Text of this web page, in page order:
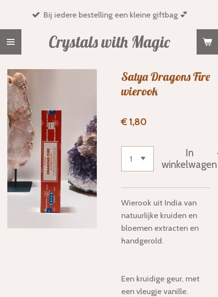
Crystals with Magic
Bij iedere bestelling een kleine giftbag 💕
Satya Dragons Fire
wierook
€ 1,80
In
winkelwagen
Wierook uit India van
natuurlijke kruiden en
bloemen extracten en
handgerold.
Een kruidige geur, met
een vleugje vanille.